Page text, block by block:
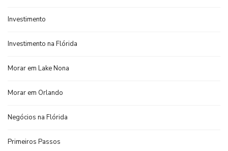
Investimento
Investimento na Flórida
Morar em Lake Nona
Morar em Orlando
Negócios na Flórida
Primeiros Passos